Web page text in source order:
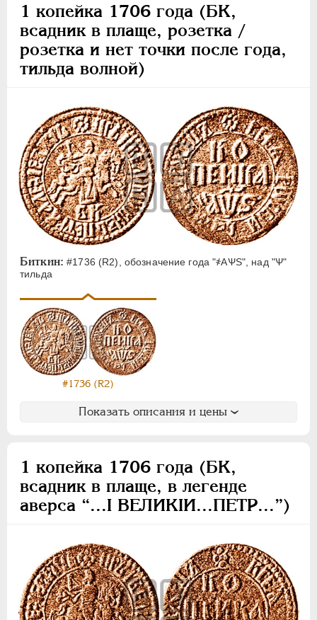
1 копейка 1706 года (БК,
всадник в плаще, розетка /
розетка и нет точки после года,
тильда волной)
Биткин: #1736 (R2), обозначение года "҂АѰS", над "Ѱ"
тильда
#1736 (R2)
Показать описания и цены
1 копейка 1706 года (БК,
всадник в плаще, в легенде
аверса “...I ВЕЛИКIИ...ПЕТР...”)